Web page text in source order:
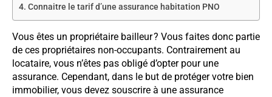
Connaitre le tarif d’une assurance habitation PNO
Vous êtes un propriétaire bailleur ? Vous faites donc partie
de ces propriétaires non-occupants. Contrairement au
locataire, vous n’êtes pas obligé d’opter pour une
assurance. Cependant, dans le but de protéger votre bien
immobilier, vous devez souscrire à une assurance